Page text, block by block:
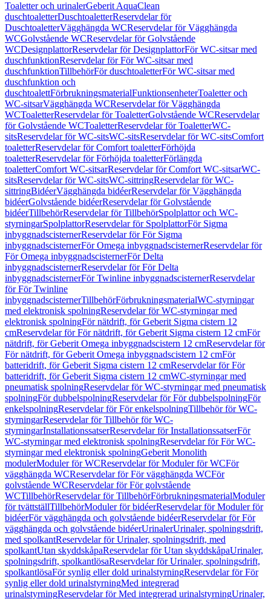
Toaletter och urinalerGeberit AquaClean
duschtoaletterDuschtoaletterReservdelar för
DuschtoaletterVägghängda WCReservdelar för Vägghängda
WCGolvstående WCReservdelar för Golvstående
WCDesignplattorReservdelar för DesignplattorFör WC-sitsar med
duschfunktionReservdelar för För WC-sitsar med
duschfunktionTillbehörFör duschtoaletterFör WC-sitsar med
duschfunktion och
duschtoalettFörbrukningsmaterialFunktionsenheterToaletter och
WC-sitsarVägghängda WCReservdelar för Vägghängda
WCToaletterReservdelar för ToaletterGolvstående WCReservdelar
för Golvstående WCToaletterReservdelar för ToaletterWC-
sitsReservdelar för WC-sitsWC-sitsReservdelar för WC-sitsComfort
toaletterReservdelar för Comfort toaletterFörhöjda
toaletterReservdelar för Förhöjda toaletterFörlängda
toaletterComfort WC-sitsarReservdelar för Comfort WC-sitsarWC-
sitsReservdelar för WC-sitsWC-sittringReservdelar för WC-
sittringBidéerVägghängda bidéerReservdelar för Vägghängda
bidéerGolvstående bidéerReservdelar för Golvstående
bidéerTillbehörReservdelar för TillbehörSpolplattor och WC-
styrningarSpolplattorReservdelar för SpolplattorFör Sigma
inbyggnadscisternerReservdelar för För Sigma
inbyggnadscisternerFör Omega inbyggnadscisternerReservdelar för
För Omega inbyggnadscisternerFör Delta
inbyggnadscisternerReservdelar för För Delta
inbyggnadscisternerFör Twinline inbyggnadscisternerReservdelar
för För Twinline
inbyggnadscisternerTillbehörFörbrukningsmaterialWC-styrningar
med elektronisk spolningReservdelar för WC-styrningar med
elektronisk spolningFör nätdrift, för Geberit Sigma cistern 12
cmReservdelar för För nätdrift, för Geberit Sigma cistern 12 cmFör
nätdrift, för Geberit Omega inbyggnadscistern 12 cmReservdelar för
För nätdrift, för Geberit Omega inbyggnadscistern 12 cmFör
batteridrift, för Geberit Sigma cistern 12 cmReservdelar för För
batteridrift, för Geberit Sigma cistern 12 cmWC-styrningar med
pneumatisk spolningReservdelar för WC-styrningar med pneumatisk
spolningFör dubbelspolningReservdelar för För dubbelspolningFör
enkelspolningReservdelar för För enkelspolningTillbehör för WC-
styrningarReservdelar för Tillbehör för WC-
styrningarInstallationssatserReservdelar för InstallationssatserFör
WC-styrningar med elektronisk spolningReservdelar för För WC-
styrningar med elektronisk spolningGeberit Monolith
modulerModuler för WCReservdelar för Moduler för WCFör
vägghängda WCReservdelar för För vägghängda WCFör
golvstående WCReservdelar för För golvstående
WCTillbehörReservdelar för TillbehörFörbrukningsmaterialModuler
för tvättställTillbehörModuler för bidéerReservdelar för Moduler för
bidéerFör vägghängda och golvstående bidéerReservdelar för För
vägghängda och golvstående bidéerUrinalerUrinaler, spolningsdrift,
med spolkantReservdelar för Urinaler, spolningsdrift, med
spolkantUtan skyddskåpaReservdelar för Utan skyddskåpaUrinaler,
spolningsdrift, spolkantlösaReservdelar för Urinaler, spolningsdrift,
spolkantlösaFör synlig eller dold urinalstyrningReservdelar för För
synlig eller dold urinalstyrningMed integrerad
urinalstyrningReservdelar för Med integrerad urinalstyrningUrinaler,